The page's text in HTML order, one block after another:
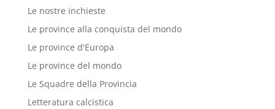
Le nostre inchieste
Le province alla conquista del mondo
Le province d'Europa
Le province del mondo
Le Squadre della Provincia
Letteratura calcistica